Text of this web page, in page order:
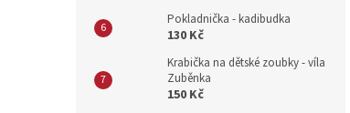
Pokladnička - kadibudka
130 Kč
Krabička na dětské zoubky - víla
Zuběnka
150 Kč